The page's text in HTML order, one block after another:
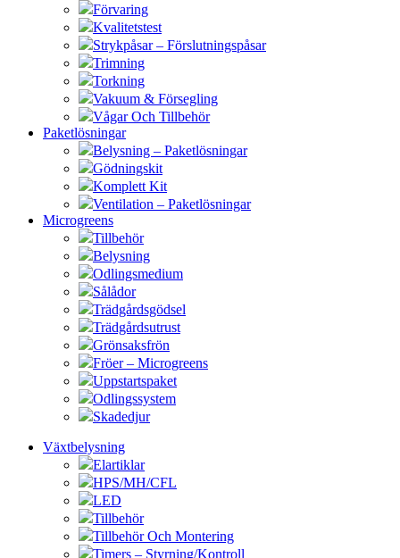
Förvaring
Kvalitetstest
Strykpåsar – Förslutningspåsar
Trimning
Torkning
Vakuum & Försegling
Vågar Och Tillbehör
Paketlösningar
Belysning – Paketlösningar
Gödningskit
Komplett Kit
Ventilation – Paketlösningar
Microgreens
Tillbehör
Belysning
Odlingsmedium
Sålådor
Trädgårdsgödsel
Trädgårdsutrust
Grönsaksfrön
Fröer – Microgreens
Uppstartspaket
Odlingssystem
Skadedjur
Växtbelysning
Elartiklar
HPS/MH/CFL
LED
Tillbehör
Tillbehör Och Montering
Timers – Styrning/Kontroll